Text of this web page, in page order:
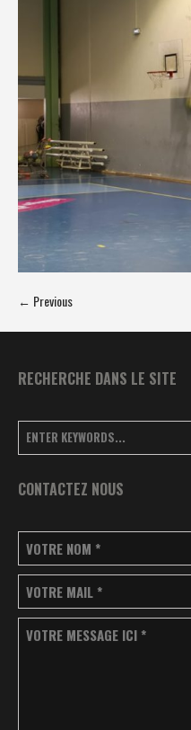
← Previous
RECHERCHE DANS LE SITE
CONTACTEZ NOUS
VOTRE NOM *
VOTRE MAIL *
VOTRE MESSAGE ICI *